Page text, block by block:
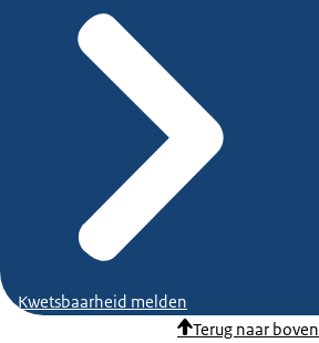
Kwetsbaarheid melden
Terug naar boven